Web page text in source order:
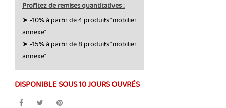
Profitez de remises quantitatives :
➤ -10% à partir de 4 produits "mobilier
annexe"
➤ -15% à partir de 8 produits "mobilier
annexe"
DISPONIBLE SOUS 10 JOURS OUVRÉS